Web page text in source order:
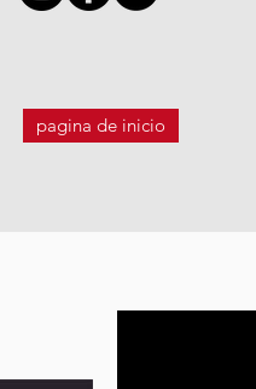
pagina de inicio